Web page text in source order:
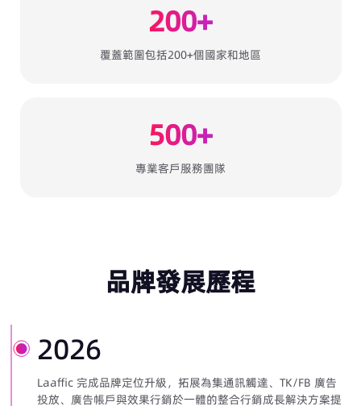
200+
覆蓋範圍包括200+個國家和地區
500+
專業客戶服務團隊
品牌發展歷程
2026
Laaffic 完成品牌定位升級，拓展為集通訊觸達、TK/FB 廣告
投放、廣告帳戶與效果行銷於一體的整合行銷成長解決方案提